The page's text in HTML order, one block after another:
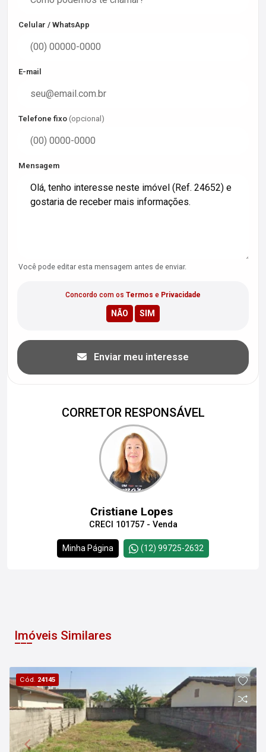
Celular / WhatsApp
E-mail
Telefone fixo (opcional)
Mensagem
Você pode editar esta mensagem antes de enviar.
Concordo com os Termos e Privacidade
Enviar meu interesse
CORRETOR RESPONSÁVEL
Cristiane Lopes
CRECI 101757 - Venda
Minha Página (12) 99725-2632
Imóveis Similares
Cód. 24145